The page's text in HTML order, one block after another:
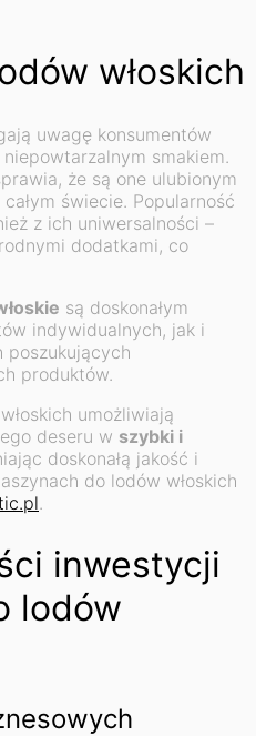
włoskich
uwagę konsumentów
niepowtarzalnym smakiem.
że są one ulubionym
świecie. Popularność
z ich uniwersalności –
dodatkami, co
są doskonałym
indywidualnych, jak i
poszukujących
produktów.
umożliwiają
deseru w szybki i
doskonałą jakość i
do lodów włoskich
.
inwestycji
lodów